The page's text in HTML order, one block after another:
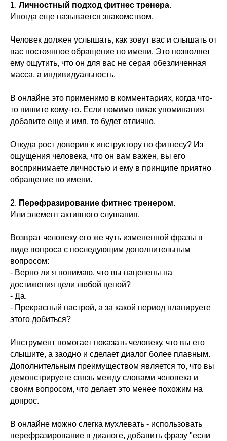
1. Личностный подход фитнес тренера.
Иногда еще называется знакомством.
Человек должен услышать, как зовут вас и слышать от
вас постоянное обращение по имени. Это позволяет
ему ощутить, что он для вас не серая обезличенная
масса, а индивидуальность.
В онлайне это применимо в комментариях, когда что-
то пишите кому-то. Если помимо никак упоминания
добавите еще и имя, то будет отлично.
Откуда рост доверия к инструктору по фитнесу? Из
ощущения человека, что он вам важен, вы его
воспринимаете личностью и ему в принципе приятно
обращение по имени.
2. Перефразирование фитнес тренером.
Или элемент активного слушания.
Возврат человеку его же чуть измененной фразы в
виде вопроса с последующим дополнительным
вопросом:
- Верно ли я понимаю, что вы нацелены на
достижения цели любой ценой?
- Да.
- Прекрасный настрой, а за какой период планируете
этого добиться?
Инструмент помогает показать человеку, что вы его
слышите, а заодно и сделает диалог более плавным.
Дополнительным преимуществом является то, что вы
демонстрируете связь между словами человека и
своим вопросом, что делает это менее похожим на
допрос.
В онлайне можно слегка мухлевать - использовать
перефразирование в диалоге, добавить фразу "если